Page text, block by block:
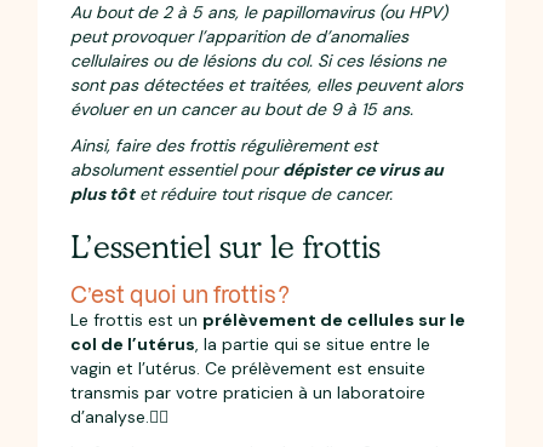
Au bout de 2 à 5 ans, le papillomavirus (ou HPV)
peut provoquer l’apparition de d’anomalies
cellulaires ou de lésions du col. Si ces lésions ne
sont pas détectées et traitées, elles peuvent alors
évoluer en un cancer au bout de 9 à 15 ans.
Ainsi, faire des frottis régulièrement est
absolument essentiel pourdépister ce virus au
plus tôtet réduire tout risque de cancer.
L’essentiel sur le frottis
C’est quoi un frottis ?
Le frottis est un prélèvement de cellules sur le
col de l’utérus, la partie qui se situe entre le
vagin et l’utérus. Ce prélèvement est ensuite
transmis par votre praticien à un laboratoire
d’analyse.🧑‍⚕️